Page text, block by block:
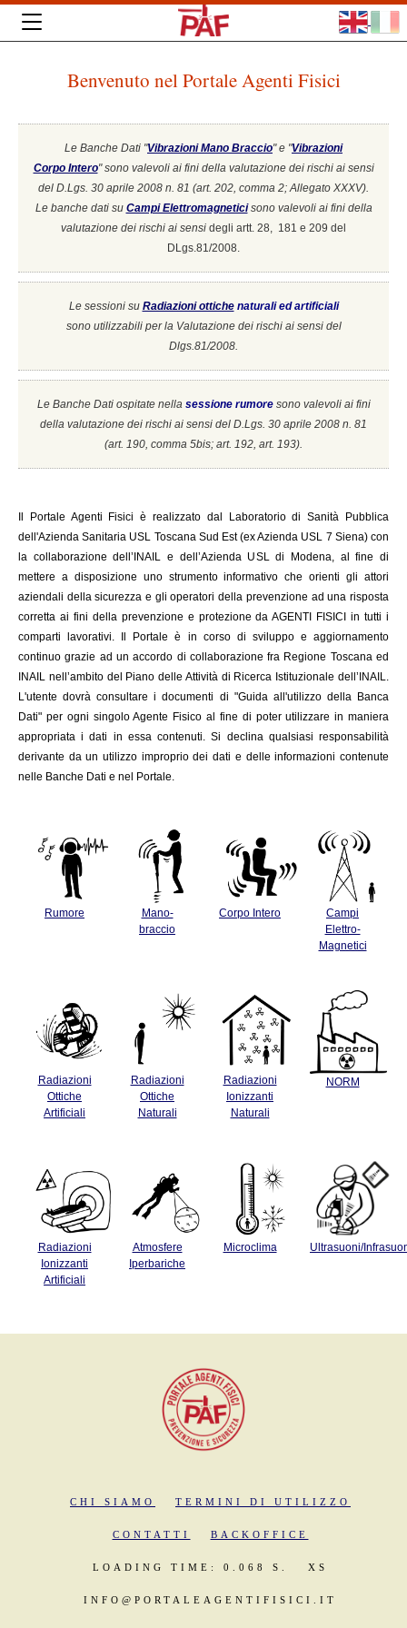
Benvenuto nel Portale Agenti Fisici
Le Banche Dati "Vibrazioni Mano Braccio" e "Vibrazioni
Corpo Intero"sono valevoli ai fini della valutazione dei rischi ai sensi
del D.Lgs. 30 aprile 2008 n. 81 (art. 202, comma 2; Allegato XXXV).
Le banche dati su Campi Elettromagneticisono valevoli ai fini della
valutazione dei rischi ai sensi degli artt. 28, 181 e 209 del
DLgs.81/2008.
Le sessioni su Radiazioni ottiche naturali ed artificiali
sono utilizzabili per la Valutazione dei rischi ai sensi del
Dlgs.81/2008.
Le Banche Dati ospitate nella sessione rumore sono valevoli ai fini
della valutazione dei rischi ai sensi del D.Lgs. 30 aprile 2008 n. 81
(art. 190, comma 5bis; art. 192, art. 193).
Portale Agenti Fisici è realizzato dal Laboratorio di Sanità Pubblica
dell'Azienda Sanitaria USL Toscana Sud Est (ex Azienda USL 7 Siena) con
la collaborazione dell’INAIL e dell’Azienda USL di Modena, al fine di
mettere a disposizione uno strumento informativo che orienti gli attori
aziendali della sicurezza e gli operatori della prevenzione ad una risposta
corretta ai fini della prevenzione e protezione da AGENTI FISICI in tutti i
comparti lavorativi. Il Portale è in corso di sviluppo e aggiornamento
continuo grazie ad un accordo di collaborazione fra Regione Toscana ed
INAIL nell’ambito del Piano delle Attività di Ricerca Istituzionale dell’INAIL.
L'utente dovrà consultare i documenti di "Guida all'utilizzo della Banca
Dati" per ogni singolo Agente Fisico al fine di poter utilizzare in maniera
appropriata i dati in essa contenuti. Si declina qualsiasi responsabilità
derivante da un utilizzo improprio dei dati e delle informazioni contenute
nelle Banche Dati e nel Portale.
Rumore
Mano-
braccio
Corpo Intero
Campi
Elettro-
Magnetici
Radiazioni
Ottiche
Artificiali
Radiazioni
Ottiche
Naturali
Radiazioni
Ionizzanti
Naturali
NORM
Radiazioni
Ionizzanti
Artificiali
Atmosfere
Iperbariche
Microclima Ultrasuoni/
CHI SIAMO TERMINI DI UTILIZZO
CONTATTI BACKOFFICE
LOADING TIME: 0.068 S. XS
INFO@PORTALEAGENTIFISICI.IT